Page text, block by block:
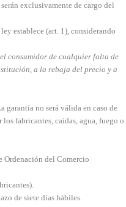
exclusivamente de cargo del
establece (art. 1), considerando
consumidor de cualquier falta de
a la rebaja del precio y a
no será válida en caso de
fabricantes, caídas, agua, fuego o
Ordenación del Comercio
de siete días hábiles.